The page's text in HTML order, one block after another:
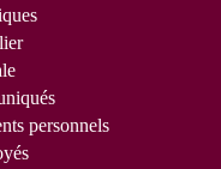
personnels